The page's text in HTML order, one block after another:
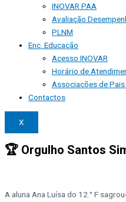
INOVAR PAA
Avaliação
PLNM
Enc. Educação
Acesso INOVAR
Horário de
Associações de Pais
Contactos
X
🏆 Orgulho Santos
A aluna Ana Luísa do 12.° F